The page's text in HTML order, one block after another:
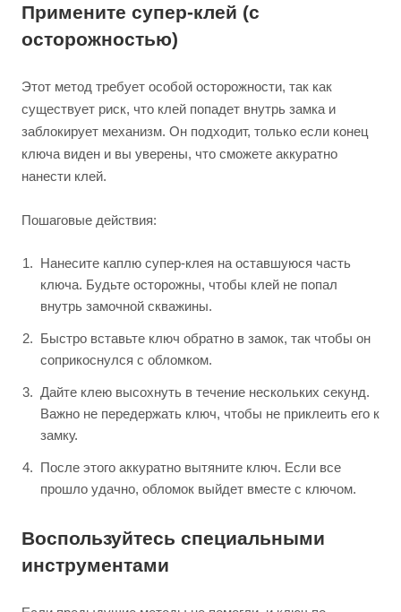
Примените супер-клей (с
осторожностью)
Этот метод требует особой осторожности, так как
существует риск, что клей попадет внутрь замка и
заблокирует механизм. Он подходит, только если конец
ключа виден и вы уверены, что сможете аккуратно
нанести клей.
Пошаговые действия:
Нанесите каплю супер-клея на оставшуюся часть
ключа. Будьте осторожны, чтобы клей не попал
внутрь замочной скважины.
Быстро вставьте ключ обратно в замок, так чтобы он
соприкоснулся с обломком.
Дайте клею высохнуть в течение нескольких секунд.
Важно не передержать ключ, чтобы не приклеить его к
замку.
После этого аккуратно вытяните ключ. Если все
прошло удачно, обломок выйдет вместе с ключом.
Воспользуйтесь специальными
инструментами